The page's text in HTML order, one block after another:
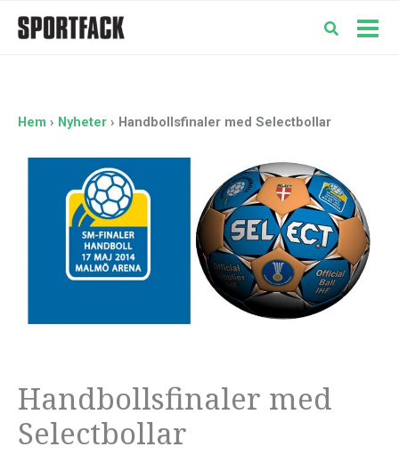
Hem Nyheter Handbollsfinaler med Selectbollar
Handbollsfinaler med
Selectbollar